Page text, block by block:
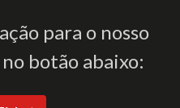
para o nosso
botão abaixo: